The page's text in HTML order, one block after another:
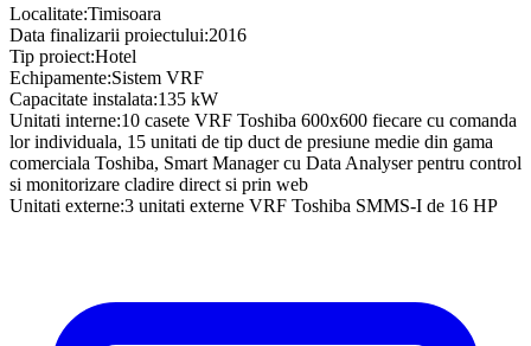
Localitate:Timisoara
Data finalizarii proiectului:2016
Tip proiect:Hotel
Echipamente:Sistem VRF
Capacitate instalata:135 kW
Unitati interne:10 casete VRF Toshiba 600x600 fiecare cu comanda
lor individuala, 15 unitati de tip duct de presiune medie din gama
comerciala Toshiba, Smart Manager cu Data Analyser pentru control
si monitorizare cladire direct si prin web
Unitati externe:3 unitati externe VRF Toshiba SMMS-I de 16 HP